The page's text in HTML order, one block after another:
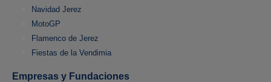
Navidad Jerez
MotoGP
Flamenco de Jerez
Fiestas de la Vendimia
Empresas y Fundaciones